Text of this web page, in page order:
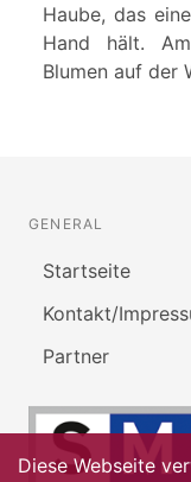
Haube, das
Hand hält.
Blumen auf der
GENERAL
Startseite
Kontakt/
Partner
Diese Webseite